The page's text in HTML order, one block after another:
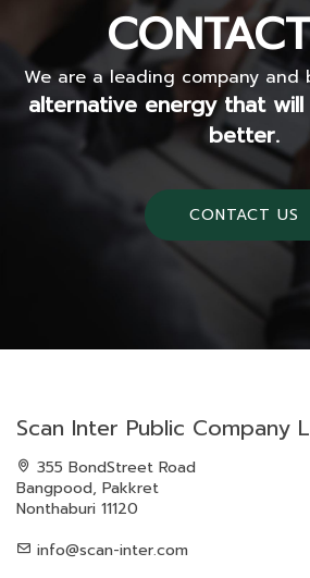
We are a leading company and
alternative energy that
better.
CONTACT US
Scan Inter Public Company
355 BondStreet Road
Bangpood, Pakkret
Nonthaburi 11120
info@scan-inter.com